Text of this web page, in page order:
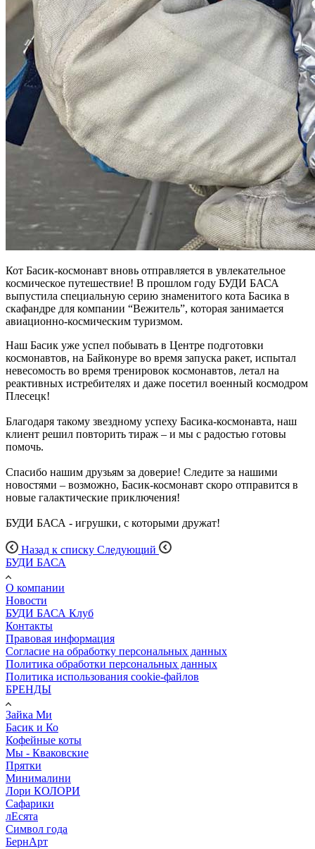
Кот Басик-космонавт вновь отправляется в увлекательное
космическое путешествие! В прошлом году БУДИ БАСА
выпустила специальную серию знаменитого кота Басика в
скафандре для компании “Вежитель”, которая занимается
авиационно-космическим туризмом.
Наш Басик уже успел побывать в Центре подготовки
космонавтов, на Байконуре во время запуска ракет, испытал
невесомость во время тренировок космонавтов, летал на
реактивных истребителях и даже посетил военный космодром
Плесецк!
Благодаря такому звездному успеху Басика-космонавта, наш
клиент решил повторить тираж – и мы с радостью готовы
помочь.
Спасибо нашим друзьям за доверие! Следите за нашими
новостями – возможно, Басик-космонавт скоро отправится в
новые галактические приключения!
БУДИ БАСА - игрушки, с которыми дружат!
Назад к списку Следующий
БУДИ БАСА
О компании
Новости
БУДИ БАСА Клуб
Контакты
Правовая информация
Согласие на обработку персональных данных
Политика обработки персональных данных
Политика использования cookie-файлов
БРЕНДЫ
Зайка Ми
Басик и Ко
Кофейные коты
Мы - Кваковские
Прятки
Минималини
Лори КОЛОРИ
Сафарики
лЕсята
Символ года
БернАрт